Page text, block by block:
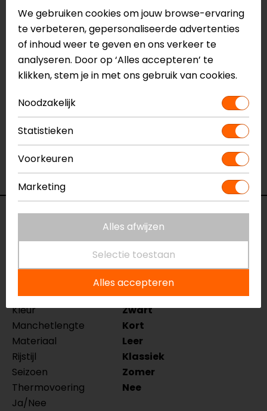
Touch tip vingers
CE gekeurd
Meer informatie nodig?
Heb je meer informatie nodig over dit product?
vanonze winkels
in Breda, Capelle aan den IJssel,
Eindhoven, Vianen of Apeldoorn. In de winkels kun je
het product bekijken & passen en staan onze
verkoopmedewerkers voor je klaar met advies.
zomer motorhandschoenen.
Specificaties
Frank
68444
Merk
Rusty Stitches
Kleur
Zwart
Manchetlengte
Kort
Materiaal
Leer
Rijstijl
Klassiek
Seizoen
Zomer
Thermovoering
Ja/Nee
Nee
We gebruiken cookies om jouw browse-ervaring
te verbeteren, gepersonaliseerde advertenties
of inhoud weer te geven en ons verkeer te
analyseren. Door op ‘Alles accepteren’ te
klikken, stem je in met ons gebruik van cookies.
Noodzakelijk
Statistieken
Voorkeuren
Marketing
Alles afwijzen
Selectie toestaan
Alles accepteren